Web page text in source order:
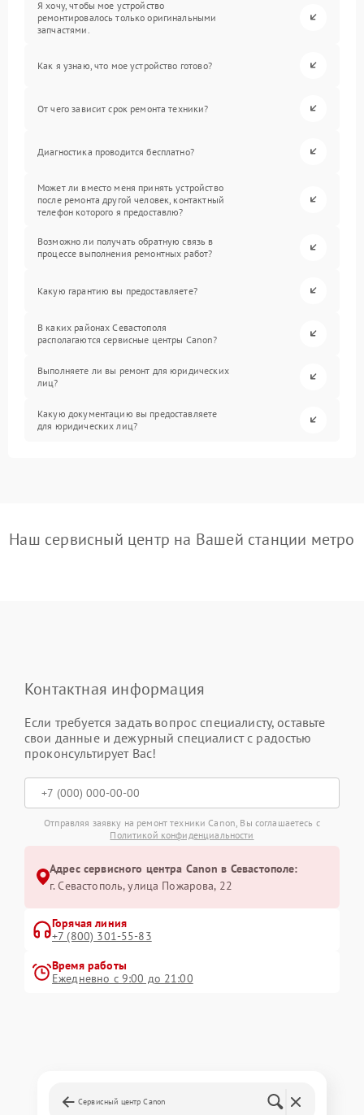
Я хочу, чтобы мое устройство
ремонтировалось только оригинальными
запчастями.
Как я узнаю, что мое устройство готово?
От чего зависит срок ремонта техники?
Диагностика проводится бесплатно?
Может ли вместо меня принять устройство
после ремонта другой человек, контактный
телефон которого я предоставлю?
Возможно ли получать обратную связь в
процессе выполнения ремонтных работ?
Какую гарантию вы предоставляете?
В каких районах Севастополя
располагаются сервисные центры Canon?
Выполняете ли вы ремонт для юридических
лиц?
Какую документацию вы предоставляете
для юридических лиц?
Наш сервисный центр на Вашей станции метро
Контактная информация
Если требуется задать вопрос специалисту, оставьте
свои данные и дежурный специалист с радостью
проконсультирует Вас!
Отправляя заявку на ремонт техники Canon, Вы соглашаетесь с
Политикой конфиденциальности
Адрес сервисного центра Canon в Севастополе:
г. Севастополь, улица Пожарова, 22
Горячая линия
+7 (800) 301-55-83
Время работы
Ежедневно с 9:00 до 21:00
Сервисный центр Canon